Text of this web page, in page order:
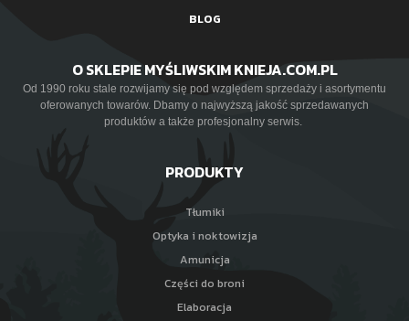
BLOG
O SKLEPIE MYŚLIWSKIM KNIEJA.COM.PL
Od 1990 roku stale rozwijamy się pod względem sprzedaży i asortymentu
oferowanych towarów. Dbamy o najwyższą jakość sprzedawanych
produktów a także profesjonalny serwis.
PRODUKTY
Tłumiki
Optyka i noktowizja
Amunicja
Części do broni
Elaboracja